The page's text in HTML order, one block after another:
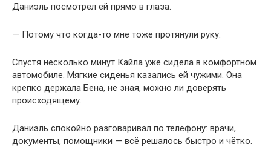
Даниэль посмотрел ей прямо в глаза.
— Потому что когда-то мне тоже протянули руку.
Спустя несколько минут Кайла уже сидела в комфортном
автомобиле. Мягкие сиденья казались ей чужими. Она
крепко держала Бена, не зная, можно ли доверять
происходящему.
Даниэль спокойно разговаривал по телефону: врачи,
документы, помощники — всё решалось быстро и чётко.